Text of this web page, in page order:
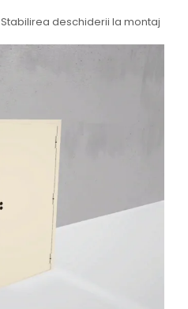
Stabilirea deschiderii la montaj